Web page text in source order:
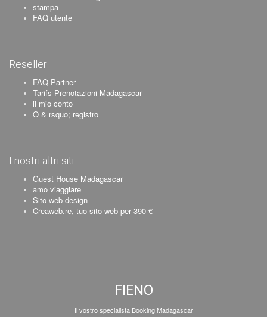
stampa
FAQ utente
Reseller
FAQ Partner
Tarifs Prenotazioni Madagascar
il mio conto
O & rsquo; registro
I nostri altri siti
Guest House Madagascar
amo viaggiare
Sito web design
Creaweb.re, tuo sito web per 390 €
FIENO
Il vostro specialista Booking Madagascar